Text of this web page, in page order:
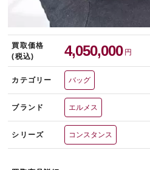
買取価格
(税込)
4,050,000 円
カテゴリー バッグ
ブランド エルメス
シリーズ コンスタンス